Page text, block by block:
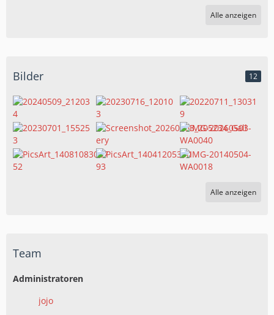
Alle anzeigen
Bilder 12
Alle anzeigen
Team
Administratoren
jojo